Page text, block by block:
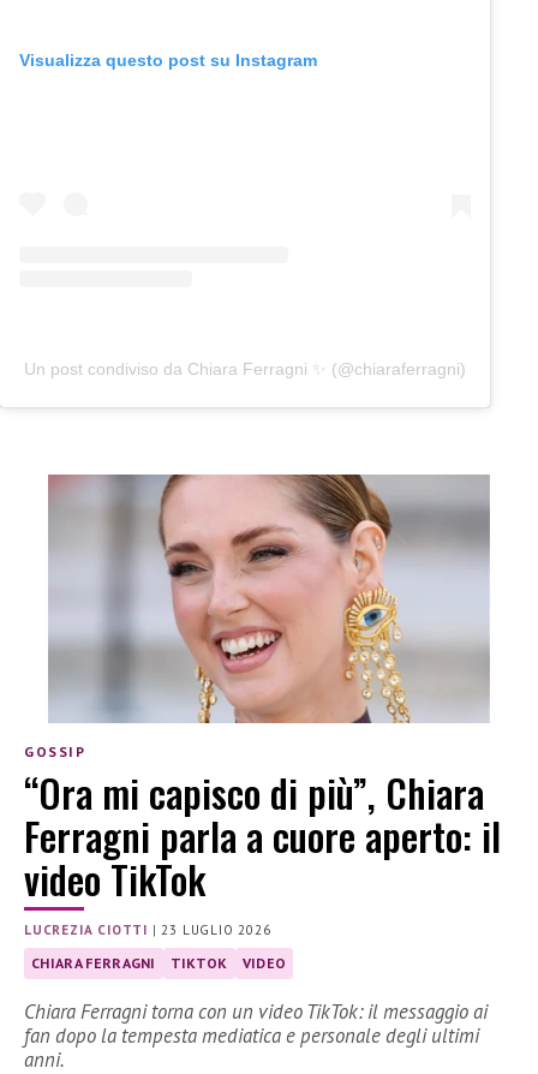
Visualizza questo post su Instagram
Un post condiviso da Chiara Ferragni ✨ (@chiaraferragni)
GOSSIP
“Ora mi capisco di più”, Chiara
Ferragni parla a cuore aperto: il
video TikTok
LUCREZIA CIOTTI |23 LUGLIO 2026
CHIARA FERRAGNI TIKTOK VIDEO
Chiara Ferragni torna con un video TikTok: il messaggio ai
fan dopo la tempesta mediatica e personale degli ultimi
anni.